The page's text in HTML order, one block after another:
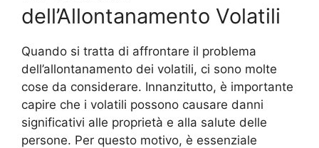
dell’Allontanamento Volatili
Quando si tratta di affrontare il problema
dell’allontanamento dei volatili, ci sono molte
cose da considerare. Innanzitutto, è importante
capire che i volatili possono causare danni
significativi alle proprietà e alla salute delle
persone. Per questo motivo, è essenziale